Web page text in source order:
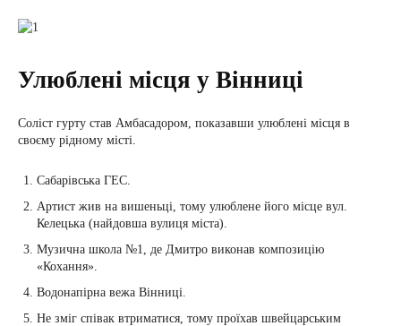
Улюблені місця у Вінниці
Соліст гурту став Амбасадором, показавши улюблені місця в
своєму рідному місті.
Сабарівська ГЕС.
Артист жив на вишеньці, тому улюблене його місце вул.
Келецька (найдовша вулиця міста).
Музична школа №1, де Дмитро виконав композицію
«Кохання».
Водонапірна вежа Вінниці.
Не зміг співак втриматися, тому проїхав швейцарським